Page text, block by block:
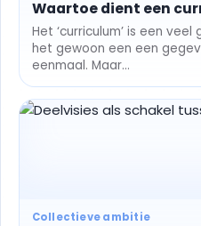
Waartoe dient een
Het ‘curriculum’ is een
het gewoon een een
eenmaal. Maar...
Collectieve ambitie